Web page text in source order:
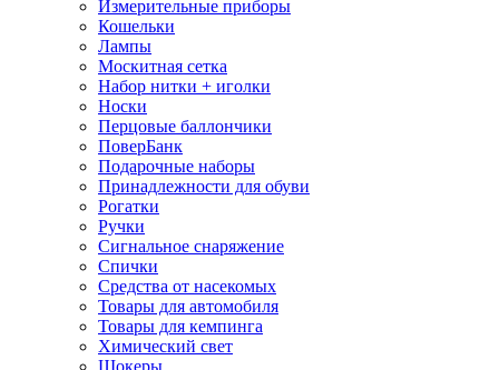
Измерительные приборы
Кошельки
Лампы
Москитная сетка
Набор нитки + иголки
Носки
Перцовые баллончики
ПоверБанк
Подарочные наборы
Принадлежности для обуви
Рогатки
Ручки
Сигнальное снаряжение
Спички
Средства от насекомых
Товары для автомобиля
Товары для кемпинга
Химический свет